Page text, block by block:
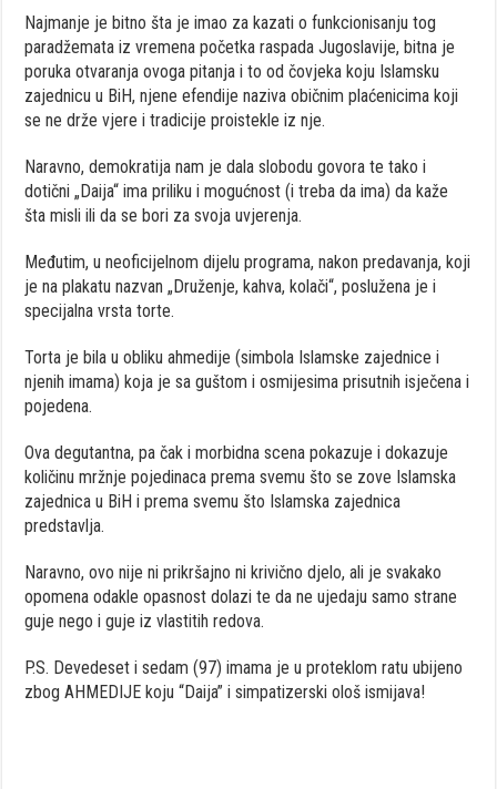
Najmanje je bitno šta je imao za kazati o funkcionisanju tog
paradžemata iz vremena početka raspada Jugoslavije, bitna je
poruka otvaranja ovoga pitanja i to od čovjeka koju Islamsku
zajednicu u BiH, njene efendije naziva običnim plaćenicima koji
se ne drže vjere i tradicije proistekle iz nje.
Naravno, demokratija nam je dala slobodu govora te tako i
dotični „Daija“ ima priliku i mogućnost (i treba da ima) da kaže
šta misli ili da se bori za svoja uvjerenja.
Međutim, u neoficijelnom dijelu programa, nakon predavanja, koji
je na plakatu nazvan „Druženje, kahva, kolači“, poslužena je i
specijalna vrsta torte.
Torta je bila u obliku ahmedije (simbola Islamske zajednice i
njenih imama) koja je sa guštom i osmijesima prisutnih isječena i
pojedena.
Ova degutantna, pa čak i morbidna scena pokazuje i dokazuje
količinu mržnje pojedinaca prema svemu što se zove Islamska
zajednica u BiH i prema svemu što Islamska zajednica
predstavlja.
Naravno, ovo nije ni prikršajno ni krivično djelo, ali je svakako
opomena odakle opasnost dolazi te da ne ujedaju samo strane
guje nego i guje iz vlastitih redova.
P.S. Devedeset i sedam (97) imama je u proteklom ratu ubijeno
zbog AHMEDIJE koju “Daija” i simpatizerski ološ ismijava!